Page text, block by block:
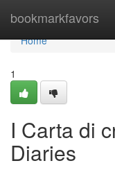
bookmarkfavors
Home
Home
1
I Carta di
Diaries